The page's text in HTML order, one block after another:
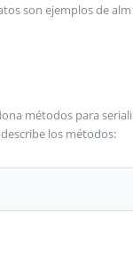
son ejemplos de alm
métodos para seriali
los métodos: